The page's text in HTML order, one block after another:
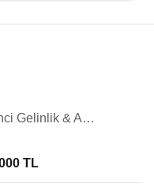
Erbay Ekinci Gelinlik & Abiye
TL